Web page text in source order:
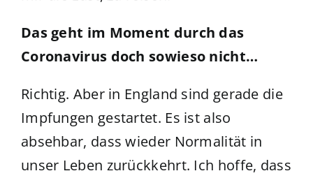
Das geht im Moment durch das
Coronavirus doch sowieso nicht…
Richtig. Aber in England sind gerade die
Impfungen gestartet. Es ist also
absehbar, dass wieder Normalität in
unser Leben zurückkehrt. Ich hoffe, dass